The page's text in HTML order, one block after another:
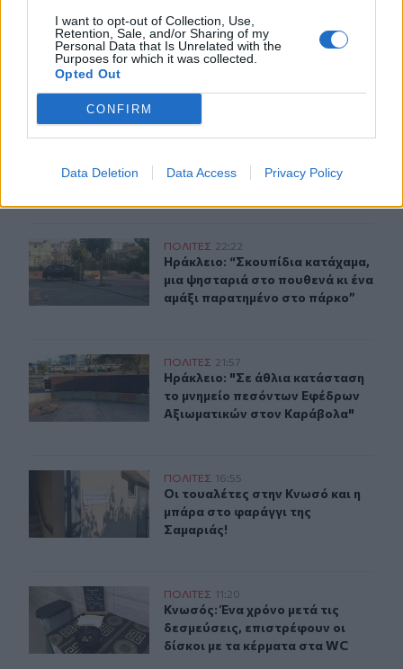
I want to opt-out of Collection, Use,
Retention, Sale, and/or Sharing of my
Personal Data that Is Unrelated with the
Purposes for which it was collected.
Opted Out
CONFIRM
Data Deletion Data Access Privacy Policy
Το μαρτύριο της σταγόνας στην Φορτέτσα: Τρεις μέρες
ΠΟΛΙΤΕΣ 17:59
Το μαρτύριο της σταγόνας στην
Το μαρτύριο της σταγόνας στην
Φορτέτσα: Τρεις μέρες χωρίς
νερό!
ξαπλώστρες στις παραλίες
Ηράκλειο: “Σκουπίδια κατάχαμα, μια ψησταριά στο
ΠΟΛΙΤΕΣ 22:22
Ηράκλειο: “Σκουπίδια κατάχαμα,
Ηράκλειο: “Σκουπίδια κατάχαμα,
μια ψησταριά στο πουθενά κι ένα
αμάξι παρατημένο στο πάρκο”
Ηράκλειο: "Σε άθλια κατάσταση το μνημείο πεσόντων
ΠΟΛΙΤΕΣ 21:57
Ηράκλειο: "Σε άθλια κατάσταση
Ηράκλειο: "Σε άθλια κατάσταση
το μνημείο πεσόντων Εφέδρων
Αξιωματικών στον Καράβολα"
Οι τουαλέτες στην Κνωσό και η μπάρα στο φαράγγι της
ΠΟΛΙΤΕΣ 16:55
Οι τουαλέτες στην Κνωσό και η
Οι τουαλέτες στην Κνωσό και η
μπάρα στο φαράγγι της
Σαμαριάς!
Κνωσός: Ένα χρόνο μετά τις δεσμεύσεις, επιστρέφουν
ΠΟΛΙΤΕΣ 11:20
Κνωσός: Ένα χρόνο μετά τις
Κνωσός: Ένα χρόνο μετά τις
δεσμεύσεις, επιστρέφουν οι
δίσκοι με τα κέρματα στα WC